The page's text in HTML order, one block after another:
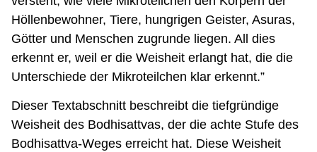
Höllenbewohner, Tiere, hungrigen Geister, Asuras,
Götter und Menschen zugrunde liegen. All dies
erkennt er, weil er die Weisheit erlangt hat, die die
Unterschiede der Mikroteilchen klar erkennt.”
Dieser Textabschnitt beschreibt die tiefgründige
Weisheit des Bodhisattvas, der die achte Stufe des
Bodhisattva-Weges erreicht hat. Diese Weisheit